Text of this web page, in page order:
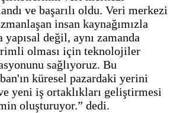
ve başarılı oldu. Veri merkezi
insan kaynağımızla
değil, aynı zamanda
olması için teknolojiler
sağlıyoruz. Bu
küresel pazardaki yerini
yeni iş ortaklıkları geliştirmesi
oluşturuyor.” dedi.